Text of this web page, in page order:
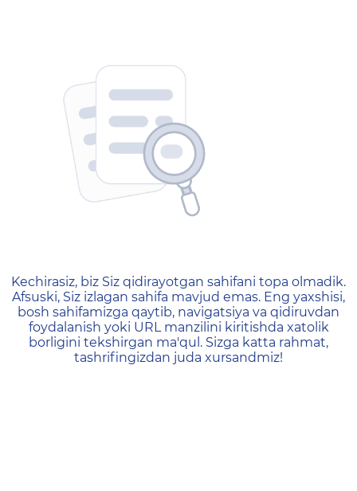
404 — Страница не
Kechirasiz, biz Siz qidirayotgan sahifani topa olmadik.
Afsuski, Siz izlagan sahifa mavjud emas. Eng yaxshisi,
bosh sahifamizga qaytib, navigatsiya va qidiruvdan
foydalanish yoki URL manzilini kiritishda xatolik
borligini tekshirgan ma'qul. Sizga katta rahmat,
tashrifingizdan juda xursandmiz!